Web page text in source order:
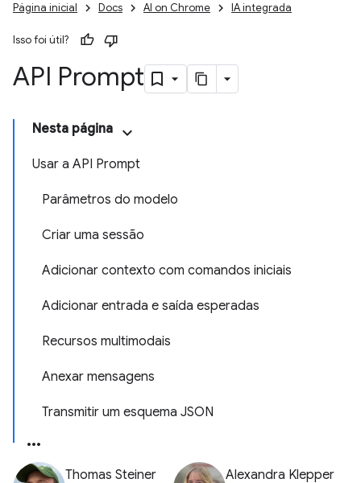
Página inicial Docs AI on Chrome IA integrada
Isso foi útil?
API Prompt
Nesta página
Usar a API Prompt
Parâmetros do modelo
Criar uma sessão
Adicionar contexto com comandos iniciais
Adicionar entrada e saída esperadas
Recursos multimodais
Anexar mensagens
Transmitir um esquema JSON
Thomas Steiner Alexandra Klepper